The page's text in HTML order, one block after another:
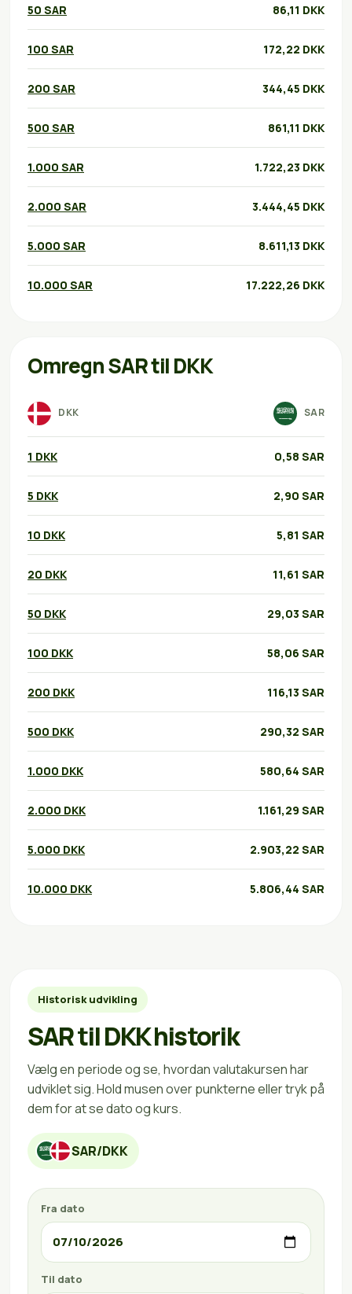
50 SAR 86,11 DKK
100 SAR 172,22 DKK
200 SAR 344,45 DKK
500 SAR 861,11 DKK
1.000 SAR 1.722,23 DKK
2.000 SAR 3.444,45 DKK
5.000 SAR 8.611,13 DKK
10.000 SAR 17.222,26 DKK
Omregn SAR til DKK
DKK SAR
1 DKK 0,58 SAR
5 DKK 2,90 SAR
10 DKK 5,81 SAR
20 DKK 11,61 SAR
50 DKK 29,03 SAR
100 DKK 58,06 SAR
200 DKK 116,13 SAR
500 DKK 290,32 SAR
1.000 DKK 580,64 SAR
2.000 DKK 1.161,29 SAR
5.000 DKK 2.903,22 SAR
10.000 DKK 5.806,44 SAR
Historisk udvikling
SAR til DKK historik
Vælg en periode og se, hvordan valutakursen har
udviklet sig. Hold musen over punkterne eller tryk på
dem for at se dato og kurs.
SAR/DKK
Fra dato
Til dato